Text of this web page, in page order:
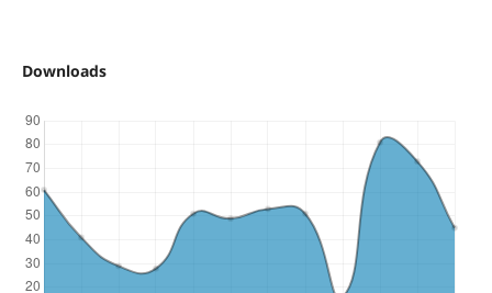
Downloads